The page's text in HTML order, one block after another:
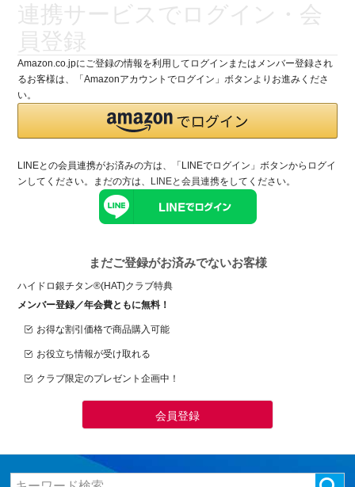
連携サービスでログイン・会
員登録
Amazon.co.jpにご登録の情報を利用してログインまたはメンバー登録され
るお客様は、「Amazonアカウントでログイン」ボタンよりお進みくださ
い。
LINEとの会員連携がお済みの方は、「LINEでログイン」ボタンからログイ
ンしてください。まだの方は、 LINEと会員連携をしてください。
まだご登録がお済みでないお客様
ハイドロ銀チタン®(HAT)クラブ特典
メンバー登録／年会費ともに無料！
お得な割引価格で商品購入可能
お役立ち情報が受け取れる
クラブ限定のプレゼント企画中！
会員登録